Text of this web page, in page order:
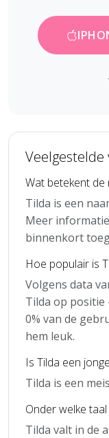
Veelgestelde
Wat betekent de
Tilda is een
Meer
binnenkort
Hoe populair is
Volgens data
Tilda op
0% van de
hem leuk.
Is Tilda een
Tilda is een
Onder welke taal
Tilda valt in de